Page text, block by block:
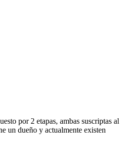
por 2 etapas, ambas suscriptas al
un dueño y actualmente existen